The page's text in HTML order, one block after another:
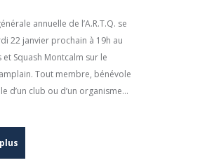
annuelle de l’A.R.T.Q. se
22 janvier prochain à 19h au
et Squash Montcalm sur le
Tout membre, bénévole
d’un club ou d’un organisme...